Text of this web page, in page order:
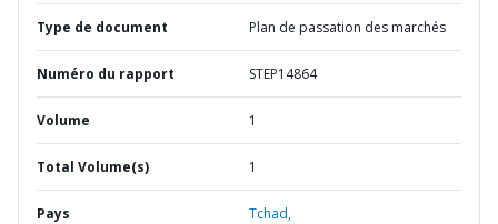
Type de document Plan de passation des marchés
Numéro du rapport STEP14864
Volume 1
Total Volume(s) 1
Pays Tchad,